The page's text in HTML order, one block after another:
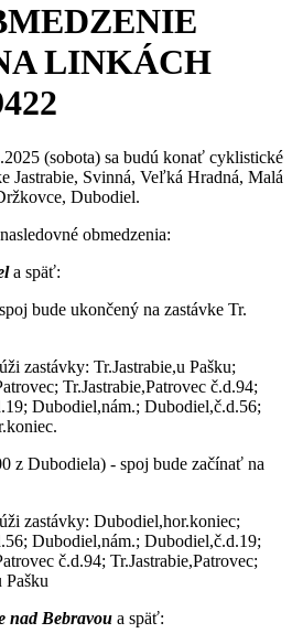
LINKÁCH
(sobota) sa budú konať cyklistické
Jastrabie, Svinná, Veľká Hradná, Malá
Dubodiel.
obmedzenia:
a späť:
bude ukončený na zastávke Tr.
zastávky: Tr.Jastrabie,u Pašku;
Tr.Jastrabie,Patrovec č.d.94;
Dubodiel,nám.; Dubodiel,č.d.56;
z Dubodiela) - spoj bude začínať na
zastávky: Dubodiel,hor.koniec;
Dubodiel,nám.; Dubodiel,č.d.19;
č.d.94; Tr.Jastrabie,Patrovec;
Pašku
nad Bebravou a späť: